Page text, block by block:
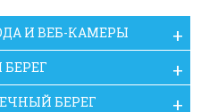
И ВЕБ-КАМЕРЫ
БЕРЕГ